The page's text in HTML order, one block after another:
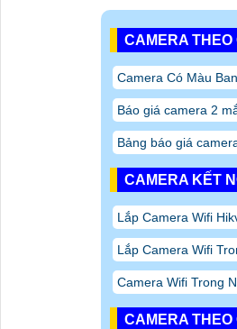
CAMERA
Camera Có Màu
Báo giá camera 2
Bảng báo giá
CAMERA KẾT
Lắp Camera Wifi
Lắp Camera Wifi
Camera Wifi Trong
CAMERA THEO